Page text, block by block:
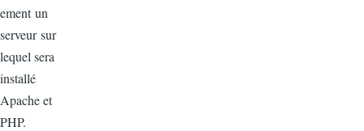
ement un
serveur sur
lequel sera
installé
Apache et
PHP.